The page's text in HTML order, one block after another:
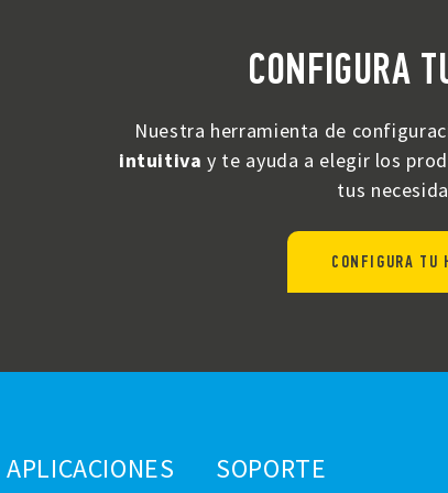
CONFIGURA
Nuestra herramienta de
intuitiva y te ayuda a elegir los
tus
CONFIGURA TU
APLICACIONES SOPORTE